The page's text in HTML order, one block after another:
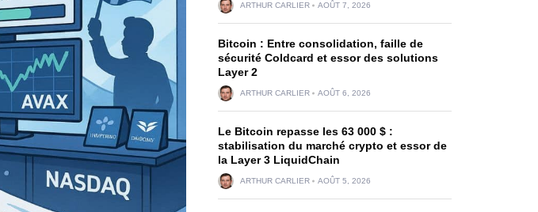
ARTHUR CARLIER AOÛT 7, 2026
Bitcoin : Entre consolidation, faille de
sécurité Coldcard et essor des solutions
Layer 2
ARTHUR CARLIER AOÛT 6, 2026
Le Bitcoin repasse les 63 000 $ :
stabilisation du marché crypto et essor de
la Layer 3 LiquidChain
ARTHUR CARLIER AOÛT 5, 2026